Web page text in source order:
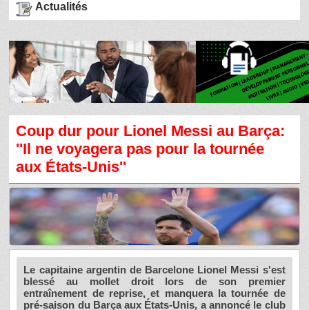
Actualités
Coup dur pour Lionel Messi au Barça:
''Il ne voyagera pas pour la tournée
aux États-Unis''
Le capitaine argentin de Barcelone Lionel Messi s'est
blessé au mollet droit lors de son premier
entraînement de reprise, et manquera la tournée de
pré-saison du Barça aux États-Unis, a annoncé le club